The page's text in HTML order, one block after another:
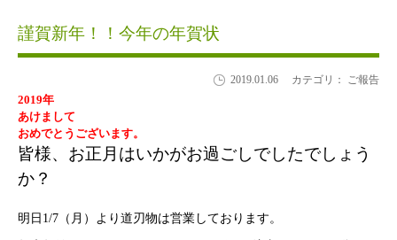
謹賀新年！！今年の年賀状
2019.01.06 カテゴリ： ご報告
2019年
あけまして
おめでとうございます。
皆様、お正月はいかがお過ごしでしたでしょう
か？
明日1/7（月）より道刃物は営業しております。